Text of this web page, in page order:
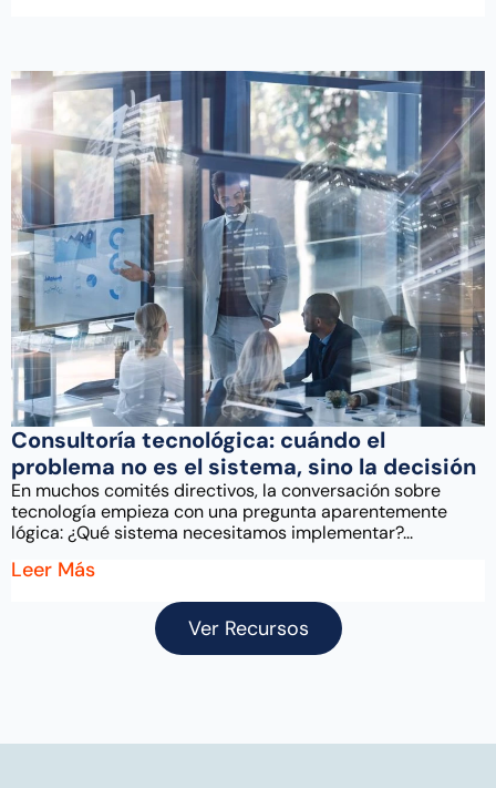
Consultoría tecnológica: cuándo el
problema no es el sistema, sino la decisión
En muchos comités directivos, la conversación sobre
tecnología empieza con una pregunta aparentemente
lógica: ¿Qué sistema necesitamos implementar?...
Leer Más
Ver Recursos